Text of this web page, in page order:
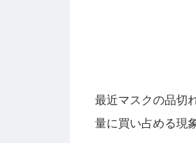
最近マスクの品切
量に買い占める現